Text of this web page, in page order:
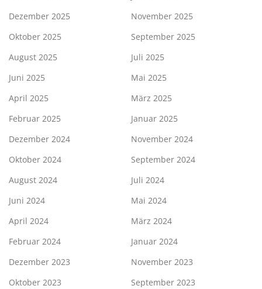
Dezember 2025
November 2025
Oktober 2025
September 2025
August 2025
Juli 2025
Juni 2025
Mai 2025
April 2025
März 2025
Februar 2025
Januar 2025
Dezember 2024
November 2024
Oktober 2024
September 2024
August 2024
Juli 2024
Juni 2024
Mai 2024
April 2024
März 2024
Februar 2024
Januar 2024
Dezember 2023
November 2023
Oktober 2023
September 2023